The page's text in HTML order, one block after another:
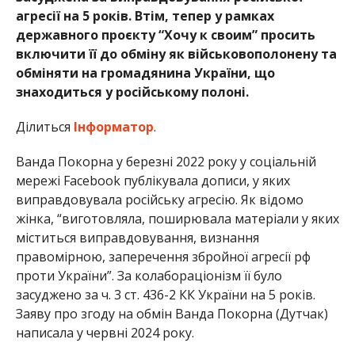
агресії на 5 років. Втім, тепер у рамках
державного проєкту “Хочу к своим” просить
включити її до обміну як військовополонену та
обміняти на громадянина України, що
знаходиться у російському полоні.
Ділиться Інформатор.
Ванда Покорна у березні 2022 року у соціальній
мережі Facebook публікувала дописи, у яких
виправдовувала російську агресію. Як відомо
жінка, “виготовляла, поширювала матеріали у яких
міститься виправдовування, визнання
правомірною, заперечення збройної агресії рф
проти України”. За колабораціонізм її було
засуджено за ч. 3 ст. 436-2 КК України на 5 років.
Заяву про згоду на обмін Ванда Покорна (Дутчак)
написала у червні 2024 року.